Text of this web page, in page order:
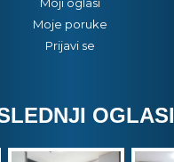
Moje poruke
Prijavi se
OGLASI